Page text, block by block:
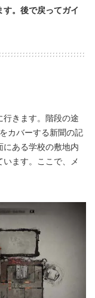
す。後で戻ってガイ
きます。階段の途
カバーする新聞の記
ある学校の敷地内
ます。ここで、メ